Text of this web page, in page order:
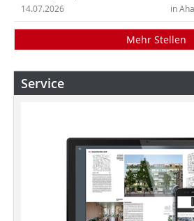
in
14.07.2026
Mehr Stellen
Service